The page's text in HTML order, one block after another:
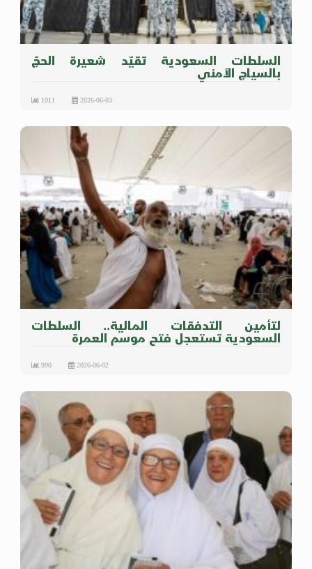
السلطات السعودية تقيّد شعيرة الحجّ
بالسياج الأمني
2026-06-03
1011
لتأمين التدفقات المالية.. السلطات
السعودية تستعجل فتح موسم العمرة
2026-06-02
990